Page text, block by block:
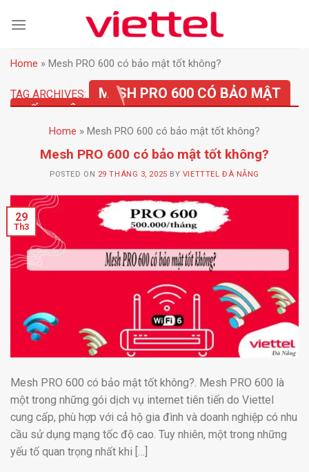
Home » Mesh PRO 600 có bảo mật tốt không?
TAG ARCHIVES:
MESH PRO 600 CÓ BẢO MẬT
TỐT KHÔNG?
Home » Mesh PRO 600 có bảo mật tốt không?
Mesh PRO 600 có bảo mật tốt không?
POSTED ON 29 THÁNG 3, 2025 BY VIETTTEL ĐÀ NẴNG
29
Th3
Mesh PRO 600 có bảo mật tốt không?. Mesh PRO 600 là
một trong những gói dịch vụ internet tiên tiến do Viettel
cung cấp, phù hợp với cả hộ gia đình và doanh nghiệp có nhu
cầu sử dụng mạng tốc độ cao. Tuy nhiên, một trong những
yếu tố quan trọng nhất khi […]